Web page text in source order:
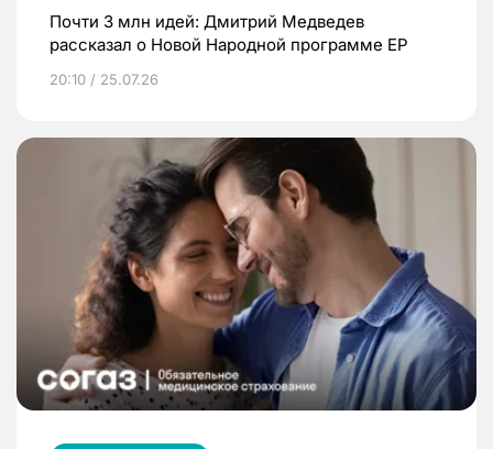
Почти 3 млн идей: Дмитрий Медведев
рассказал о Новой Народной программе ЕР
20:10 / 25.07.26